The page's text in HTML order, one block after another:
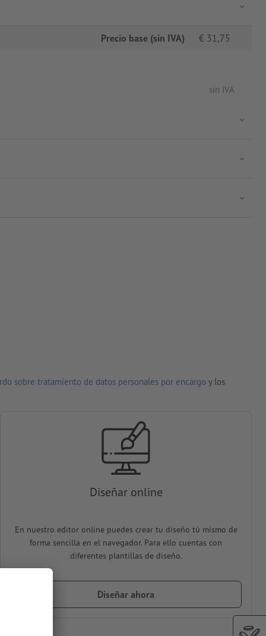
Precio base (sin IVA) € 31,75
sin IVA
sobre tratamiento de datos personales por encargo y los
Diseñar online
En nuestro editor online puedes crear tu diseño tú mismo de
forma sencilla en el navegador. Para ello cuentas con
diferentes plantillas de diseño.
Diseñar ahora